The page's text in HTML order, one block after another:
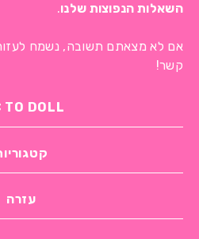
השאלות הנפוצות שלנו.
אם לא מצאתם תשובה, נשמח
קשר!
TO DOLL
עזרה